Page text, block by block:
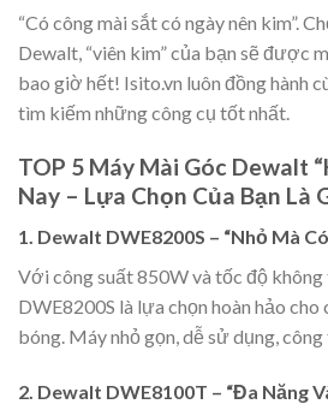
“Có công mài sắt có ngày nên kim”.
Dewalt, “viên kim” của bạn sẽ được
bao giờ hết! Isito.vn luôn đồng hành
tìm kiếm những công cụ tốt nhất.
TOP 5 Máy Mài Góc Dewalt
Nay – Lựa Chọn Của Bạn Là
1. Dewalt DWE8200S – “Nhỏ Mà Có
Với công suất 850W và tốc độ
DWE8200S là lựa chọn hoàn hảo cho
bóng. Máy nhỏ gọn, dễ sử dụng,
2. Dewalt DWE8100T – “Đa Năng